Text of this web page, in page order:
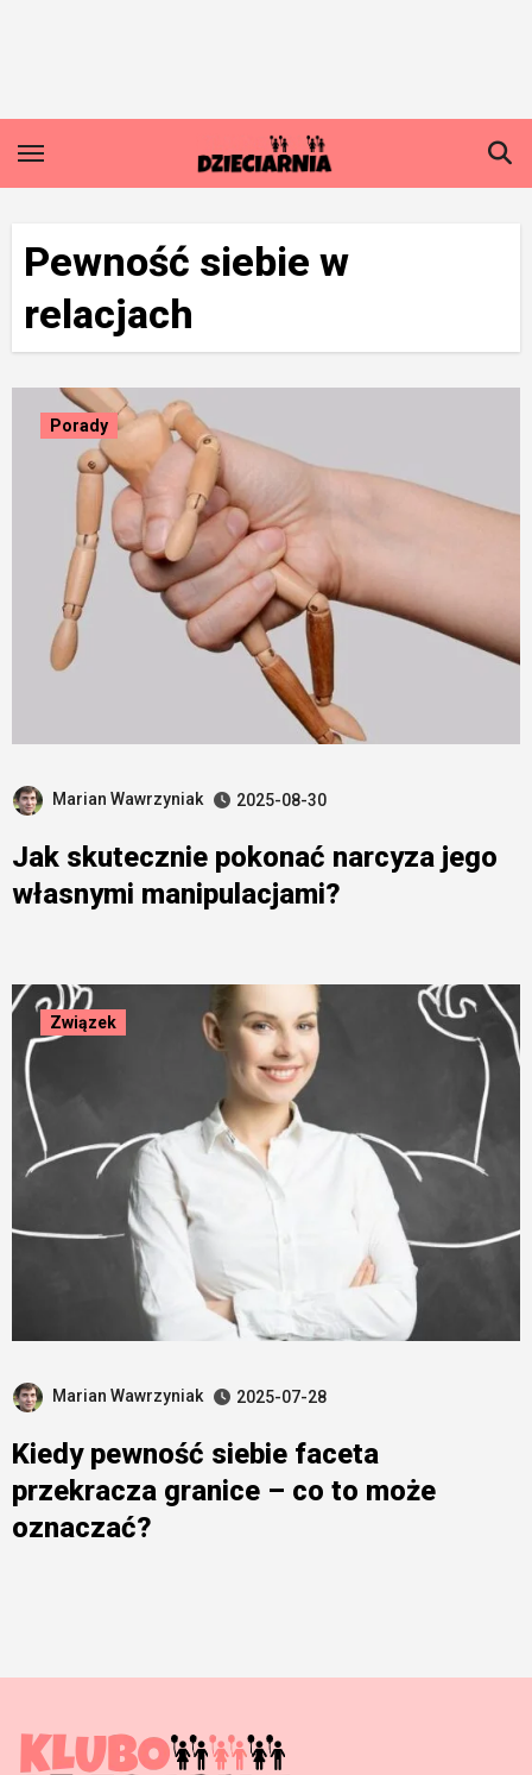
Pewność siebie w
relacjach
Porady
Marian Wawrzyniak 2025-08-30
Jak skutecznie pokonać narcyza jego
własnymi manipulacjami?
Związek
Marian Wawrzyniak 2025-07-28
Kiedy pewność siebie faceta
przekracza granice – co to może
oznaczać?